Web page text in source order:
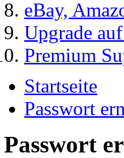
eBay,
Upgrade
Premium
Startseite
Passwort
Passwort